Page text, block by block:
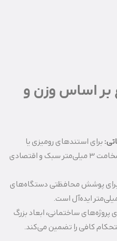
بر اساس وزن و
: برای استندهای رومیزی یا
تابلوهای فروشگاهی، ضخامت 3 میلی‌متر سبک و اقتصادی
پوشش محافظتی دستگاه‌های
پروژه‌های ساختمانی، ابعاد بزرگ